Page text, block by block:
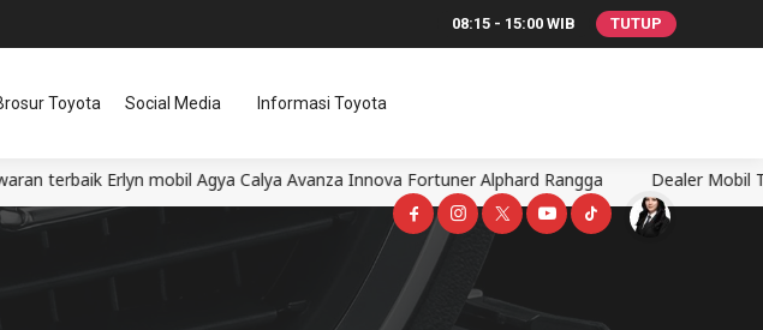
08:15 - 15:00 WIB TUTUP
Toyota Social Media Informasi Toyota
mobil Agya Calya Avanza Innova Fortuner Alphard Rangga Dealer Mobil Toyota